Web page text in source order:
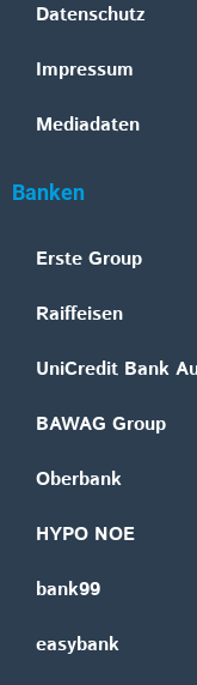
Datenschutz
Impressum
Mediadaten
Banken
Erste Group
Raiffeisen
UniCredit Bank
BAWAG Group
Oberbank
HYPO NOE
bank99
easybank